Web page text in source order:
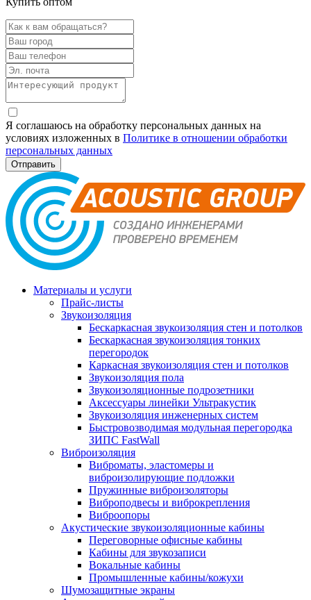
Я соглашаюсь на обработку персональных данных на
условиях изложенных в Политике в отношении обработки
персональных данных
Материалы и услуги
Прайс-листы
Звукоизоляция
Бескаркасная звукоизоляция стен и потолков
Бескаркасная звукоизоляция тонких
перегородок
Каркасная звукоизоляция стен и потолков
Звукоизоляция пола
Звукоизоляционные подрозетники
Аксессуары линейки Ультракустик
Звукоизоляция инженерных систем
Быстровозводимая модульная перегородка
ЗИПС FastWall
Виброизоляция
Виброматы, эластомеры и
виброизолирующие подложки
Пружинные виброизоляторы
Виброподвесы и виброкрепления
Виброопоры
Акустические звукоизоляционные кабины
Переговорные офисные кабины
Кабины для звукозаписи
Вокальные кабины
Промышленные кабины/кожухи
Шумозащитные экраны